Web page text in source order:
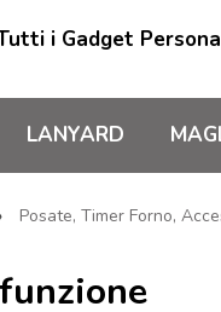
i Gadget
LANYARD
Posate, Timer Forno,